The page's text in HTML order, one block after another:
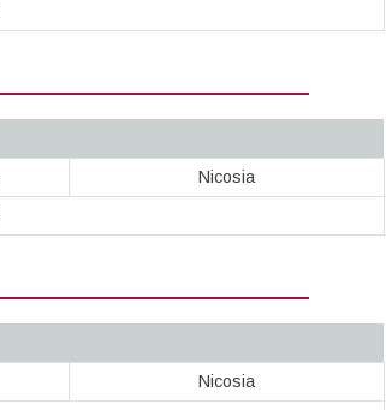
Nicosia
Nicosia